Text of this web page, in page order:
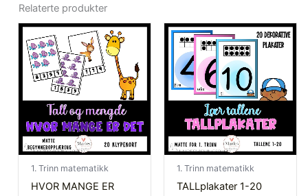
Relaterte produkter
1. Trinn matematikk
HVOR MANGE ER
1. Trinn matematikk
TALLplakater 1-20